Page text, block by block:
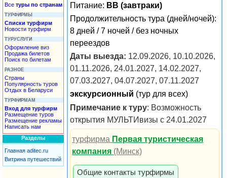
Все туры по странам
ТУРФИРМЫ
Списки турфирм
Новости турфирм
ТУРУСЛУГИ
Оформление виз
Продажа билетов
Поиск по билетам
РАЗНОЕ
Страны
Популярность туров
Отдых в Беларуси
ТУРФИРМАМ
Вход для турфирм
Размещение туров
Размещение рекламы
Написать нам
Разделы
Главная aditec.ru
Витрина путешествий
Питание: BB (завтраки)
Продолжительность тура (дней/ночей):
8 дней / 7 ночей / без ночных
переездов
Даты выезда: 12.09.2026, 10.10.2026,
01.11.2026, 24.01.2027, 14.02.2027,
07.03.2027, 04.07.2027, 07.11.2027
экскурсионный (тур для всех)
Примечание к туру: Возможность
открытия МУЛЬТИвизы с 24.01.2027
турфирма Первая туристическая
компания (Минск)
Общие контакты турфирмы